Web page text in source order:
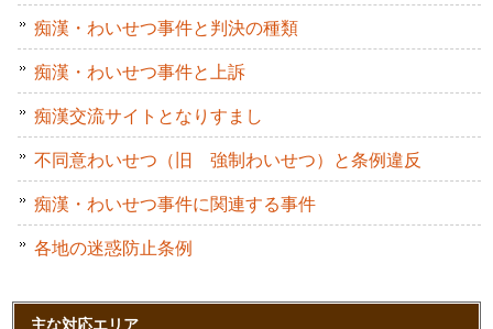
痴漢・わいせつ事件と判決の種類
痴漢・わいせつ事件と上訴
痴漢交流サイトとなりすまし
不同意わいせつ（旧 強制わいせつ）と条例違反
痴漢・わいせつ事件に関連する事件
各地の迷惑防止条例
主な対応エリア